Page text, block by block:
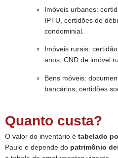
Imóveis urbanos:
IPTU, certidões de
condominial.
Imóveis rurais:
anos, CND de imóvel
Bens móveis:
bancários, certidões
Quanto custa?
O valor do inventário é tabelado
Paulo e depende do patrimônio